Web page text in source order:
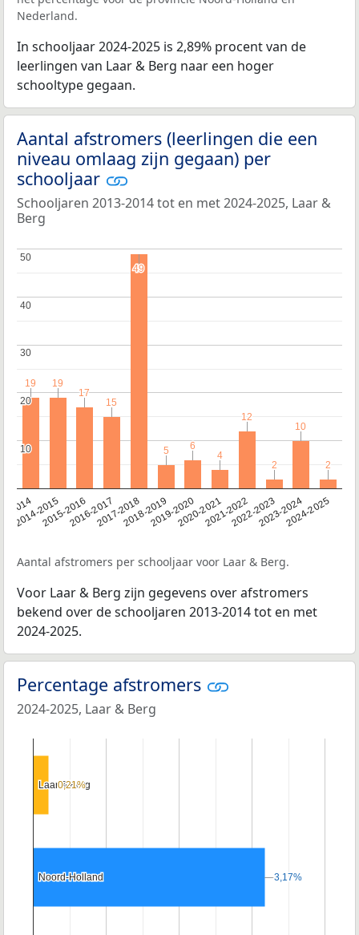
Nederland.
In schooljaar 2024-2025 is 2,89% procent van de
leerlingen van Laar & Berg naar een hoger
schooltype gegaan.
Aantal afstromers (leerlingen die een
niveau omlaag zijn gegaan) per
schooljaar
Schooljaren 2013-2014 tot en met 2024-2025, Laar &
Berg
2014
2014-20152015-20162016-20172017-20182018-20192019-20202020-20212021-20222022-20232023-20242024-2025
10
10
20
20
30
30
40
40
50
50
19
19 19
19
17
17
15
15
49
49
5
5 6
6
4
4
12
12
2
2
10
10
2
2
Aantal afstromers per schooljaar voor Laar & Berg.
Voor Laar & Berg zijn gegevens over afstromers
bekend over de schooljaren 2013-2014 tot en met
2024-2025.
Percentage afstromers
2024-2025, Laar & Berg
Laar & Berg
Laar & Berg
Noord-Holland
Noord-Holland
0,21%
0,21%
3,17%
3,17%